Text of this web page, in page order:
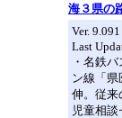
海３県の
Ver. 9.091
Last
・名鉄
ン線「県
伸。従来
児童相談